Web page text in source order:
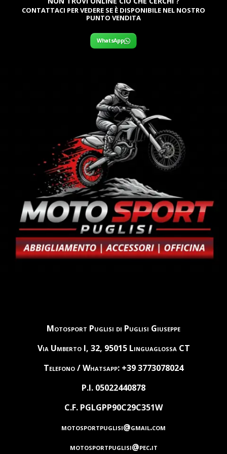
CONTATTACI PER VEDERE SE È DISPONIBILE NEL NOSTRO
PUNTO VENDITA
WhatsApp
Motosport Puglisi di Puglisi Giuseppe
Via Umberto I, 32, 95015 Linguaglossa CT
Telefono / Whatsapp: +39 3773078024
P.I. 05022440878
C.F. PGLGPP90C29C351W
motosportpuglisi@gmail.com
motosportpuglisi@pec.it